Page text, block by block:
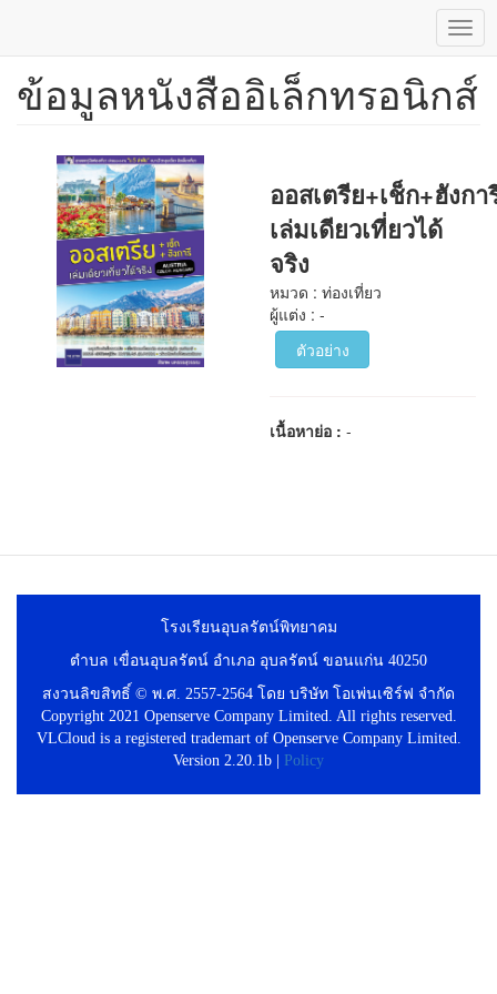
ข้าม
ข้อมูลหนังสืออิเล็กทรอนิกส์
ออสเตรีย+เช็ก+ฮังกา
เล่มเดียวเที่ยวได้
จริง
หมวด : ท่องเที่ยว
ผู้แต่ง : -
ตัวอย่าง
เนื้อหาย่อ :-
โรงเรียนอุบลรัตน์พิทยาคม
ตำบล เขื่อนอุบลรัตน์ อำเภอ อุบลรัตน์ ขอนแก่น 40250
สงวนลิขสิทธิ์ © พ.ศ. 2557-2564 โดย บริษัท โอเพ่นเซิร์ฟ จำกัด
Copyright 2021 Openserve Company Limited. All rights reserved.
VLCloud is a registered trademart of Openserve Company Limited.
Version 2.20.1b |
Policy